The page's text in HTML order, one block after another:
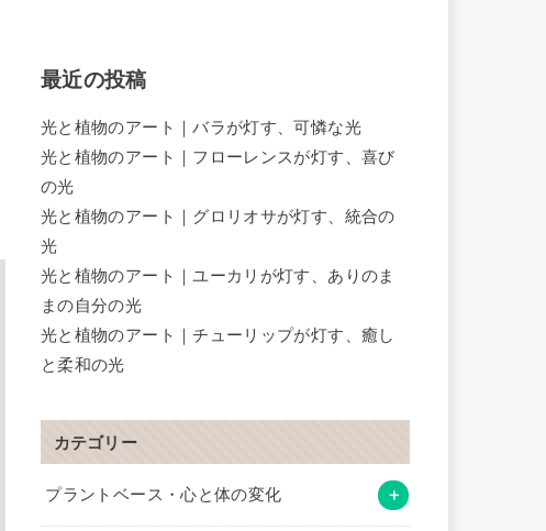
最近の投稿
光と植物のアート｜バラが灯す、可憐な光
光と植物のアート｜フローレンスが灯す、喜び
の光
光と植物のアート｜グロリオサが灯す、統合の
光
光と植物のアート｜ユーカリが灯す、ありのま
まの自分の光
光と植物のアート｜チューリップが灯す、癒し
と柔和の光
カテゴリー
プラントベース・心と体の変化